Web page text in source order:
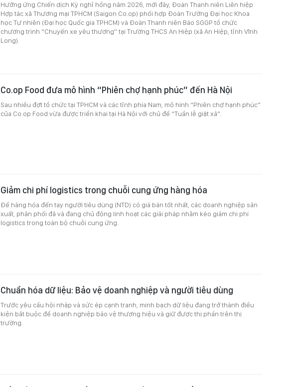
Hưởng ứng Chiến dịch Kỳ nghỉ hồng năm 2026, mới đây, Đoàn Thanh niên Liên hiệp
Hợp tác xã Thương mại TPHCM (Saigon Co.op) phối hợp Đoàn Trường Đại học Khoa
học Tự nhiên (Đại học Quốc gia TPHCM) và Đoàn Thanh niên Báo SGGP tổ chức
chương trình “Chuyến xe yêu thương” tại Trường THCS An Hiệp (xã An Hiệp, tỉnh Vĩnh
Long).
Co.op Food đưa mô hình “Phiên chợ hạnh phúc” đến Hà Nội
Sau nhiều đợt tổ chức tại TPHCM và các tỉnh phía Nam, mô hình “Phiên chợ hạnh phúc”
của Co.op Food vừa được triển khai tại Hà Nội với chủ đề “Tuần lễ giặt xả”.
Giảm chi phí logistics trong chuỗi cung ứng hàng hóa
Để hàng hóa đến tay người tiêu dùng (NTD) có giá bán tốt nhất, các doanh nghiệp sản
xuất, phân phối đã và đang chủ động linh hoạt các giải pháp nhằm kéo giảm chi phí
logistics trong toàn bộ chuỗi cung ứng.
Chuẩn hóa dữ liệu: Bảo vệ doanh nghiệp và người tiêu dùng
Trước yêu cầu hội nhập và sức ép cạnh tranh, minh bạch dữ liệu đang trở thành điều
kiện bắt buộc để doanh nghiệp bảo vệ thương hiệu và giữ được thị phần trên thị
trường.